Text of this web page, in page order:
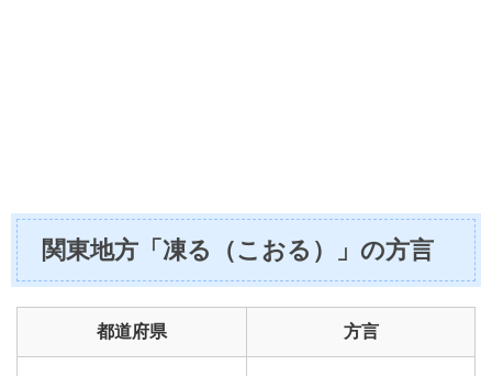
関東地方「凍る（こおる）」の方言
都道府県 方言